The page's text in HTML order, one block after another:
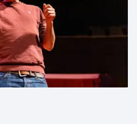
en
houden mensen
En hoe kun je
een manier die echt
relevant voor